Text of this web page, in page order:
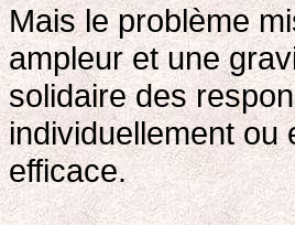
Mais le problème
ampleur et une
solidaire des
individuellement ou
efficace.